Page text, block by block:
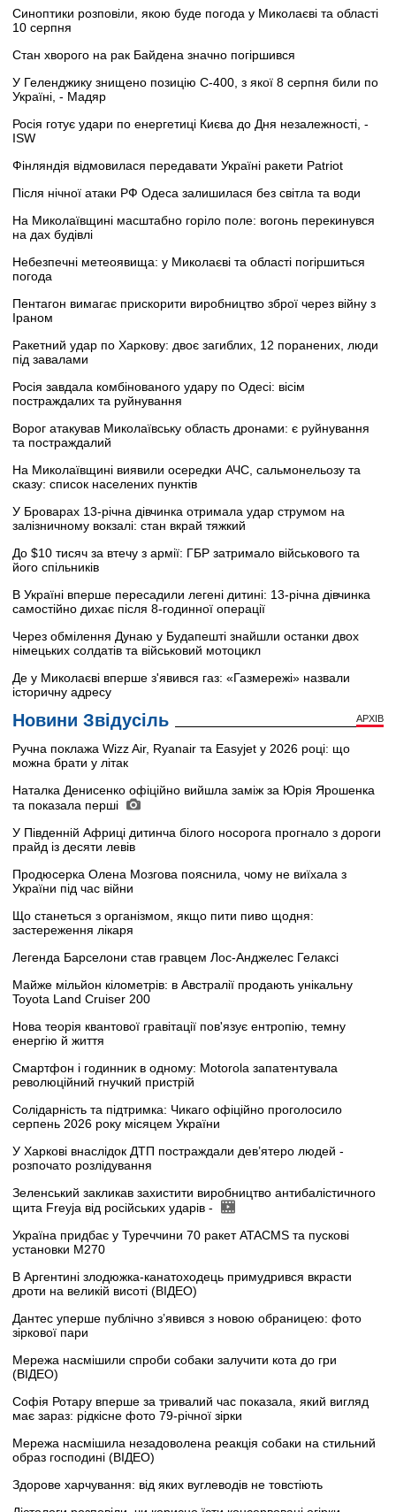
Синоптики розповіли, якою буде погода у Миколаєві та області
10 серпня
Стан хворого на рак Байдена значно погіршився
У Геленджику знищено позицію С-400, з якої 8 серпня били по
Україні, - Мадяр
Росія готує удари по енергетиці Києва до Дня незалежності, -
ISW
Фінляндія відмовилася передавати Україні ракети Patriot
Після нічної атаки РФ Одеса залишилася без світла та води
На Миколаївщині масштабно горіло поле: вогонь перекинувся
на дах будівлі
Небезпечні метеоявища: у Миколаєві та області погіршиться
погода
Пентагон вимагає прискорити виробництво зброї через війну з
Іраном
Ракетний удар по Харкову: двоє загиблих, 12 поранених, люди
під завалами
Росія завдала комбінованого удару по Одесі: вісім
постраждалих та руйнування
Ворог атакував Миколаївську область дронами: є руйнування
та постраждалий
На Миколаївщині виявили осередки АЧС, сальмонельозу та
сказу: список населених пунктів
У Броварах 13-річна дівчинка отримала удар струмом на
залізничному вокзалі: стан вкрай тяжкий
До $10 тисяч за втечу з армії: ГБР затримало військового та
його спільників
В Україні вперше пересадили легені дитині: 13-річна дівчинка
самостійно дихає після 8-годинної операції
Через обмілення Дунаю у Будапешті знайшли останки двох
німецьких солдатів та військовий мотоцикл
Де у Миколаєві вперше з'явився газ: «Газмережі» назвали
історичну адресу
Новини Звідусіль АРХІВ
Ручна поклажа Wizz Air, Ryanair та Easyjet у 2026 році: що
можна брати у літак
Наталка Денисенко офіційно вийшла заміж за Юрія Ярошенка
та показала перші
У Південній Африці дитинча білого носорога прогнало з дороги
прайд із десяти левів
Продюсерка Олена Мозгова пояснила, чому не виїхала з
України під час війни
Що станеться з організмом, якщо пити пиво щодня:
застереження лікаря
Легенда Барселони став гравцем Лос-Анджелес Гелаксі
Майже мільйон кілометрів: в Австралії продають унікальну
Toyota Land Cruiser 200
Нова теорія квантової гравітації пов'язує ентропію, темну
енергію й життя
Смартфон і годинник в одному: Motorola запатентувала
революційний гнучкий пристрій
Солідарність та підтримка: Чикаго офіційно проголосило
серпень 2026 року місяцем України
У Харкові внаслідок ДТП постраждали дев’ятеро людей -
розпочато розлідування
Зеленський закликав захистити виробництво антибалістичного
щита Freyja від російських ударів -
Україна придбає у Туреччини 70 ракет ATACMS та пускові
установки M270
В Аргентині злодюжка-канатоходець примудрився вкрасти
дроти на великій висоті (ВІДЕО)
Дантес уперше публічно з’явився з новою обраницею: фото
зіркової пари
Мережа насмішили спроби собаки залучити кота до гри
(ВІДЕО)
Софія Ротару вперше за тривалий час показала, який вигляд
має зараз: рідкісне фото 79-річної зірки
Мережа насмішила незадоволена реакція собаки на стильний
образ господині (ВІДЕО)
Здорове харчування: від яких вуглеводів не товстіють